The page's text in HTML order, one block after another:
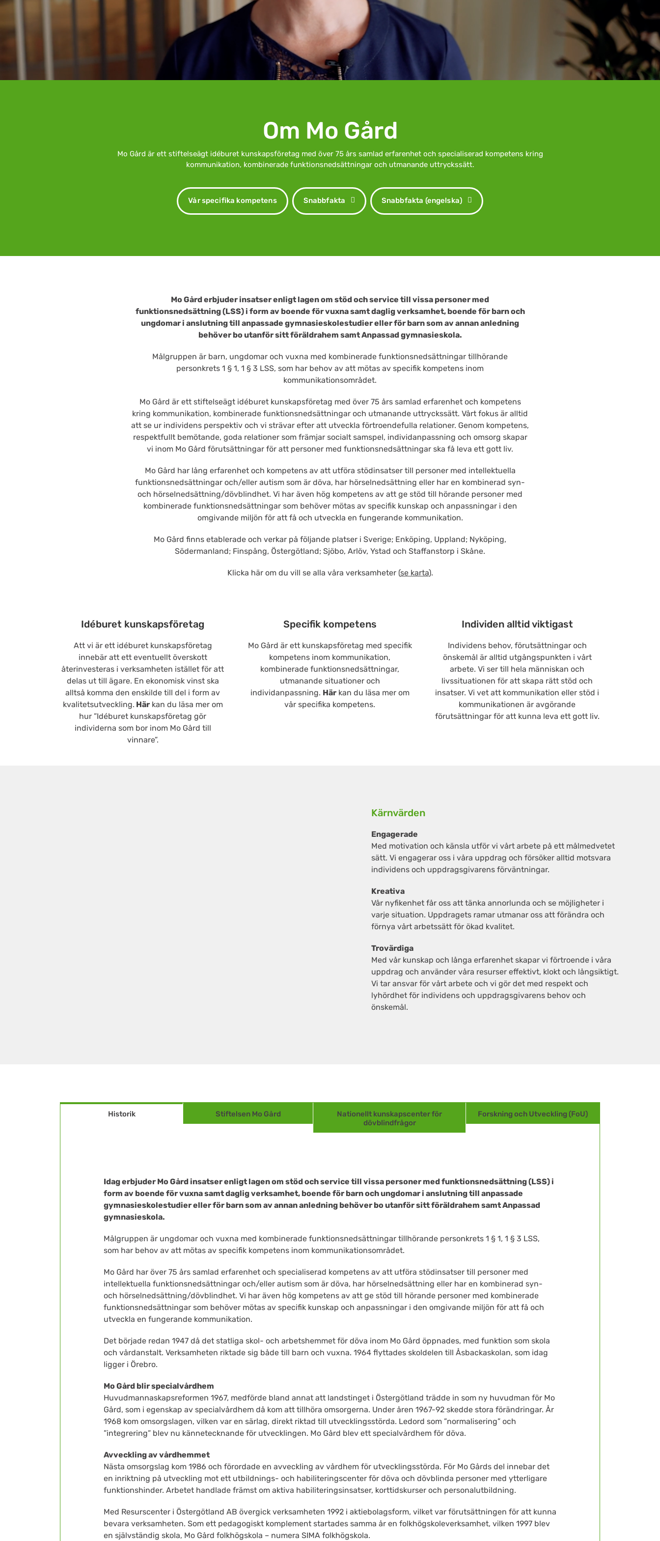
Om Mo Gård
Mo Gård är ett stiftelseägt idéburet kunskapsföretag med över 75 års samlad erfarenhet och specialiserad kompetens kring
kommunikation, kombinerade funktionsnedsättningar och utmanande uttryckssätt.
Vår specifika kompetens Snabbfakta Snabbfakta (engelska)
Mo Gårderbjuder insatser enligt lagen om stöd och service till vissa personer med
funktionsnedsättning (LSS) i form av boende för vuxna samt daglig verksamhet, boende för barn och
ungdomar i anslutning till anpassade gymnasieskolestudier eller för barn som av annan anledning
behöver bo utanför sitt föräldrahem samt Anpassad gymnasieskola.
Målgruppen är barn, ungdomar och vuxna med kombinerade funktionsnedsättningar tillhörande
personkrets 1 § 1, 1 § 3 LSS, som har behov av att mötas av specifik kompetens inom
kommunikationsområdet.
Mo Gård är ett stiftelseägt idéburet kunskapsföretag med över 75 års samlad erfarenhet och kompetens
kring kommunikation, kombinerade funktionsnedsättningar och utmanande uttryckssätt. Vårt fokus är alltid
att se ur individens perspektiv och vi strävar efter att utveckla förtroendefulla relationer. Genom kompetens,
respektfullt bemötande, goda relationer som främjar socialt samspel, individanpassning och omsorg skapar
vi inom Mo Gård förutsättningar för att personer med funktionsnedsättningar ska få leva ett gott liv.
Mo Gård har lång erfarenhet och kompetens av att utföra stödinsatser till personer med intellektuella
funktionsnedsättningar och/eller autism som är döva, har hörselnedsättning eller har en kombinerad syn-
och hörselnedsättning/dövblindhet. Vi har även hög kompetens av att ge stöd till hörande personer med
kombinerade funktionsnedsättningar som behöver mötas av specifik kunskap och anpassningar i den
omgivande miljön för att få och utveckla en fungerande kommunikation.
Mo Gård finns etablerade och verkar på följande platser i Sverige; Enköping, Uppland; Nyköping,
Södermanland; Finspång, Östergötland; Sjöbo, Arlöv, Ystad och Staffanstorp i Skåne.
Klicka här om du vill se alla våra verksamheter (se karta).
Idéburet kunskapsföretag
Att vi är ett idéburet kunskapsföretag
innebär att ett eventuellt överskott
återinvesteras i verksamheten istället för att
delas ut till ägare. En ekonomisk vinst ska
alltså komma den enskilde till del i form av
kvalitetsutveckling. Härkan du läsa mer om
hur ”Idéburet kunskapsföretag gör
individerna som bor inom Mo Gård till
vinnare”.
Specifik kompetens
Mo Gård är ett kunskapsföretag med specifik
kompetens inom kommunikation,
kombinerade funktionsnedsättningar,
utmanande situationer och
individanpassning. Härkan du läsa mer om
vår specifika kompetens.
Individen alltid viktigast
Individens behov, förutsättningar och
önskemål är alltid utgångspunkten i vårt
arbete. Vi ser till hela människan och
livssituationen för att skapa rätt stöd och
insatser. Vi vet att kommunikation eller stöd i
kommunikationen är avgörande
förutsättningar för att kunna leva ett gott liv.
Kärnvärden
Engagerade
Med motivation och känsla utför vi vårt arbete på ett målmedvetet
sätt. Vi engagerar oss i våra uppdrag och försöker alltid motsvara
individens och uppdragsgivarens förväntningar.
Kreativa
Vår nyfikenhet får oss att tänka annorlunda och se möjligheter i
varje situation. Uppdragets ramar utmanar oss att förändra och
förnya vårt arbetssätt för ökad kvalitet.
Trovärdiga
Med vår kunskap och långa erfarenhet skapar vi förtroende i våra
uppdrag och använder våra resurser effektivt, klokt och långsiktigt.
Vi tar ansvar för vårt arbete och vi gör det med respekt och
lyhördhet för individens och uppdragsgivarens behov och
önskemål.
Historik Stiftelsen Mo Gård
Nationellt kunskapscenter för
dövblindfrågor
Forskning och Utveckling (FoU)
Idag erbjuder Mo Gård insatser enligt lagen om stöd och service till vissa personer med funktionsnedsättning (LSS) i
form av boende för vuxna samt daglig verksamhet, boende för barn och ungdomar i anslutning till anpassade
gymnasieskolestudier eller för barn som av annan anledning behöver bo utanför sitt föräldrahem samt Anpassad
gymnasieskola.
Målgruppen är ungdomar och vuxna med kombinerade funktionsnedsättningar tillhörande personkrets 1 § 1, 1 § 3 LSS,
som har behov av att mötas av specifik kompetens inom kommunikationsområdet.
Mo Gård har över 75 års samlad erfarenhet och specialiserad kompetens av att utföra stödinsatser till personer med
intellektuella funktionsnedsättningar och/eller autism som är döva, har hörselnedsättning eller har en kombinerad syn-
och hörselnedsättning/dövblindhet. Vi har även hög kompetens av att ge stöd till hörande personer med kombinerade
funktionsnedsättningar som behöver mötas av specifik kunskap och anpassningar i den omgivande miljön för att få och
utveckla en fungerande kommunikation.
Det började redan 1947 då det statliga skol- och arbetshemmet för döva inom Mo Gård öppnades, med funktion som skola
och vårdanstalt. Verksamheten riktade sig både till barn och vuxna. 1964 flyttades skoldelen till Åsbackaskolan, som idag
ligger i Örebro.
Mo Gård blir specialvårdhem
Huvudmannaskapsreformen 1967, medförde bland annat att landstinget i Östergötland trädde in som ny huvudman för Mo
Gård, som i egenskap av specialvårdhem då kom att tillhöra omsorgerna. Under åren 1967-92 skedde stora förändringar. År
1968 kom omsorgslagen, vilken var en särlag, direkt riktad till utvecklingsstörda. Ledord som ”normalisering” och
”integrering” blev nu kännetecknande för utvecklingen. Mo Gård blev ett specialvårdhem för döva.
Avveckling av vårdhemmet
Nästa omsorgslag kom 1986 och förordade en avveckling av vårdhem för utvecklingsstörda. För Mo Gårds del innebar det
en inriktning på utveckling mot ett utbildnings- och habiliteringscenter för döva och dövblinda personer med ytterligare
funktionshinder. Arbetet handlade främst om aktiva habiliteringsinsatser, korttidskurser och personalutbildning.
Med Resurscenter i Östergötland AB övergick verksamheten 1992 i aktiebolagsform, vilket var förutsättningen för att kunna
bevara verksamheten. Som ett pedagogiskt komplement startades samma år en folkhögskoleverksamhet, vilken 1997 blev
en självständig skola, Mo Gård folkhögskola – numera SIMA folkhögskola.